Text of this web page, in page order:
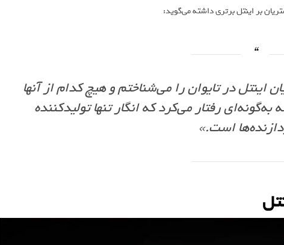
اینتل در تایوان را می‌شناختم و هیچ کدام از آنها
رفتار می‌کرد که انگار تنها تولیدکننده
است.»